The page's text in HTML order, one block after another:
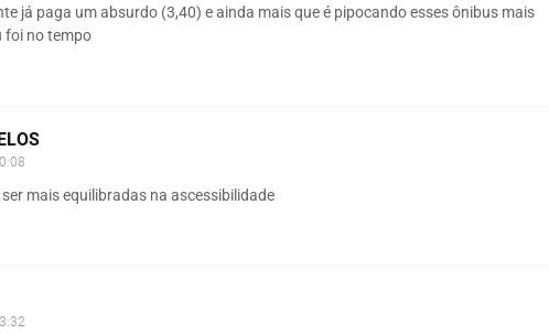
já paga um absurdo (3,40) e ainda mais que é pipocando esses ônibus mais
foi no tempo
mais equilibradas na ascessibilidade